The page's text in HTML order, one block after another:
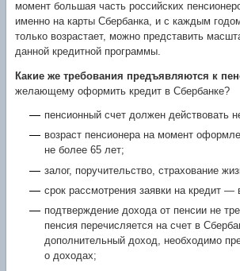
момент большая часть российских
именно на карты Сбербанка, и с каждым
только возрастает, можно представить
данной кредитной программы.
Какие же требования предъявляются к
желающему оформить кредит в Сбербанке?
пенсионный счет должен действовать
возраст пенсионера на момент
не более 65 лет;
залог, поручительство, страхование
срок рассмотрения заявки на кредит —
подтверждение дохода от пенсии не
пенсия перечисляется на счет в
дополнительный доход, необходимо
о доходах;